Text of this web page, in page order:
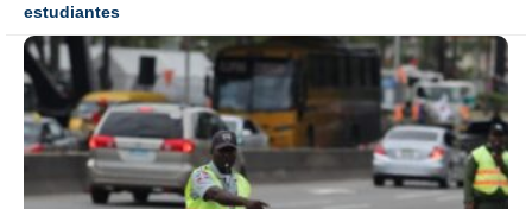
estudiantes